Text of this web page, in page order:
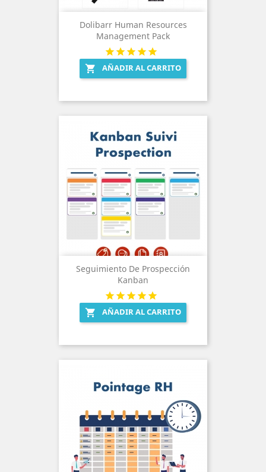
Dolibarr Human Resources
Management Pack
 AÑADIR AL CARRITO
Seguimiento De Prospección
Kanban
 AÑADIR AL CARRITO